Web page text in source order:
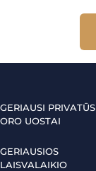
GERIAUSI PRIVATŪS
ORO UOSTAI
GERIAUSIOS
LAISVALAIKIO